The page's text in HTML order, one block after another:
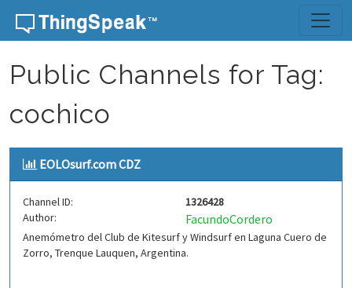
Skip to content
Public Channels for Tag:
cochico
EOLOsurf.com CDZ
Channel ID:
1326428
Author:
FacundoCordero
Anemómetro del Club de Kitesurf y Windsurf en Laguna Cuero de
Zorro, Trenque Lauquen, Argentina.